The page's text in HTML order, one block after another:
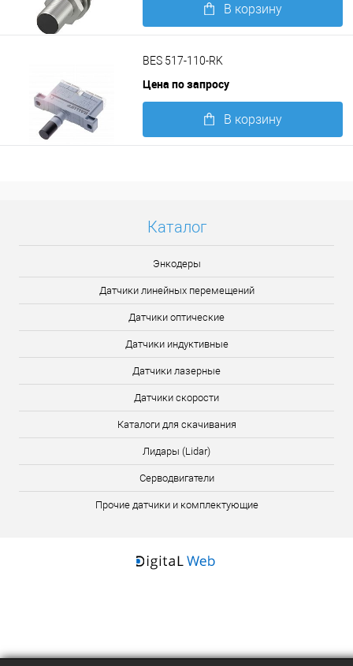
В корзину
BES 517-110-RK
Цена по запросу
В корзину
Каталог
Энкодеры
Датчики линейных перемещений
Датчики оптические
Датчики индуктивные
Датчики лазерные
Датчики скорости
Каталоги для скачивания
Лидары (Lidar)
Серводвигатели
Прочие датчики и комплектующие